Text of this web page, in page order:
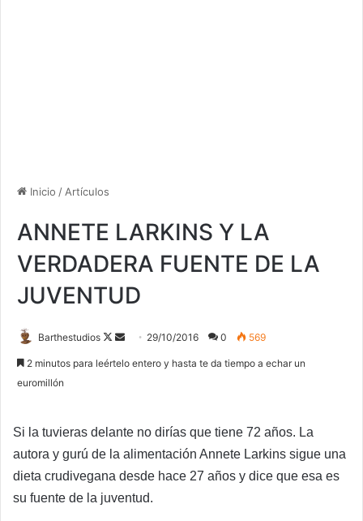
Inicio / Artículos
ANNETE LARKINS Y LA
VERDADERA FUENTE DE LA
JUVENTUD
Barthestudios
Follow
Send 29/10/2016 0 569
2 minutos para leértelo entero y hasta te da tiempo a echar un
euromillón
Si la tuvieras delante no dirías que tiene 72 años. La
autora y gurú de la alimentación Annete Larkins sigue una
dieta crudivegana desde hace 27 años y dice que esa es
su fuente de la juventud.